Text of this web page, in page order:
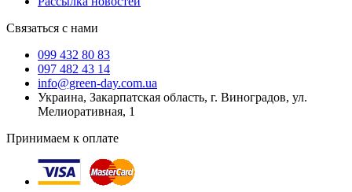
Связаться с нами
099 432 80 83
097 482 43 14
info@green-day.com.ua
Украина, Закарпатская область, г. Виноградов, ул.
Мелиоративная, 1
Принимаем к оплате